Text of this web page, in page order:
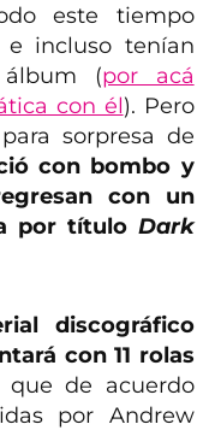
este tiempo
e incluso tenían
(por acá
con él). Pero
sorpresa de
con bombo y
con un
por título Dark
discográfico
con 11 rolas
que de acuerdo
por Andrew